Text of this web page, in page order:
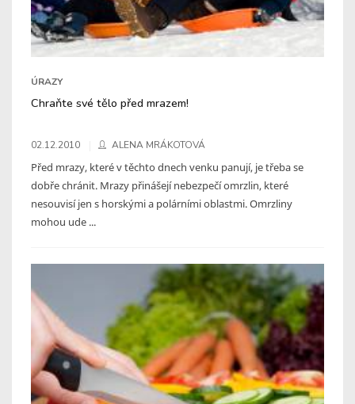
ÚRAZY
Chraňte své tělo před mrazem!
02.12.2010 ALENA MRÁKOTOVÁ
Před mrazy, které v těchto dnech venku panují, je třeba se
dobře chránit. Mrazy přinášejí nebezpečí omrzlin, které
nesouvisí jen s horskými a polárními oblastmi. Omrzliny
mohou ude ...